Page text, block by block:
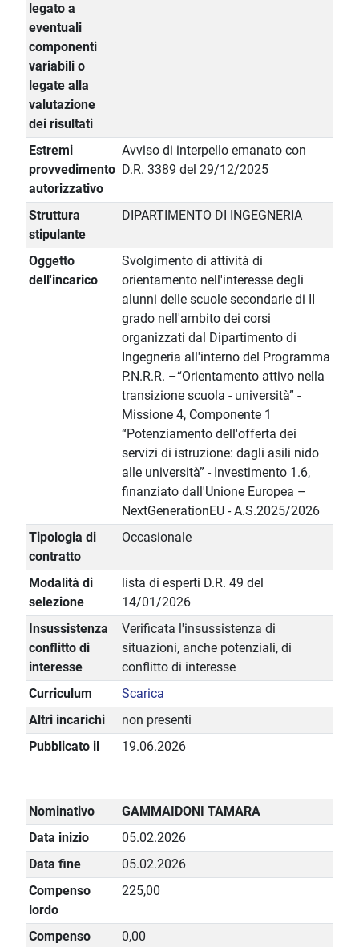
legato a
eventuali
componenti
variabili o
legate alla
valutazione
dei risultati
Estremi
provvedimento
autorizzativo
Avviso di interpello emanato con
D.R. 3389 del 29/12/2025
Struttura
stipulante
DIPARTIMENTO DI INGEGNERIA
Oggetto
dell'incarico
Svolgimento di attività di
orientamento nell'interesse degli
alunni delle scuole secondarie di II
grado nell'ambito dei corsi
organizzati dal Dipartimento di
Ingegneria all'interno del Programma
P.N.R.R. –“Orientamento attivo nella
transizione scuola - università” -
Missione 4, Componente 1
“Potenziamento dell'offerta dei
servizi di istruzione: dagli asili nido
alle università” - Investimento 1.6,
finanziato dall'Unione Europea –
NextGenerationEU - A.S.2025/2026
Tipologia di
contratto
Occasionale
Modalità di
selezione
lista di esperti D.R. 49 del
14/01/2026
Insussistenza
conflitto di
interesse
Verificata l'insussistenza di
situazioni, anche potenziali, di
conflitto di interesse
Curriculum
Scarica
Altri incarichi
non presenti
Pubblicato il
19.06.2026
Nominativo
GAMMAIDONI TAMARA
Data inizio
05.02.2026
Data fine
05.02.2026
Compenso
lordo
225,00
Compenso
0,00